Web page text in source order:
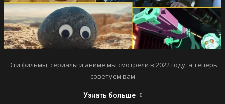
Эти фильмы, сериалы и аниме мы смотрели в 2022 году, а теперь
советуем вам
Узнать больше